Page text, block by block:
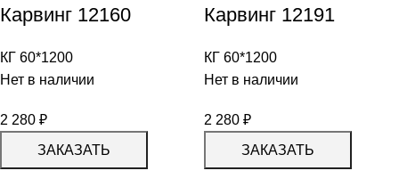
Карвинг 12160
КГ 60*1200
Нет в наличии
2 280 ₽
ЗАКАЗАТЬ
Карвинг 12191
КГ 60*1200
Нет в наличии
2 280 ₽
ЗАКАЗАТЬ